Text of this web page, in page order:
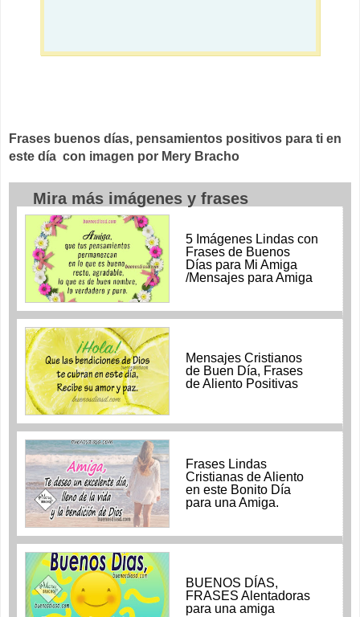
Frases buenos días, pensamientos positivos para ti en
este día con imagen por Mery Bracho
Mira más imágenes y frases
5 Imágenes Lindas con
Frases de Buenos
Días para Mi Amiga
/Mensajes para Amiga
Mensajes Cristianos
de Buen Día, Frases
de Aliento Positivas
Frases Lindas
Cristianas de Aliento
en este Bonito Día
para una Amiga.
BUENOS DÍAS,
FRASES Alentadoras
para una amiga